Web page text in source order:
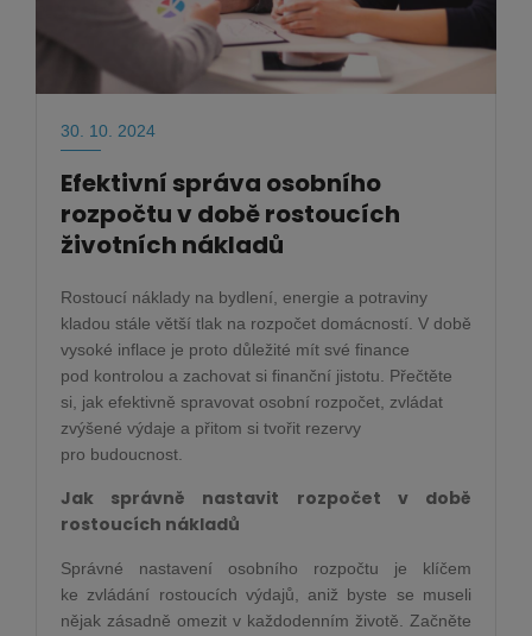
30. 10. 2024
Efektivní správa osobního
rozpočtu v době rostoucích
životních nákladů
Rostoucí náklady na bydlení, energie a potraviny
kladou stále větší tlak na rozpočet domácností. V době
vysoké inflace je proto důležité mít své finance
pod kontrolou a zachovat si finanční jistotu. Přečtěte
si, jak efektivně spravovat osobní rozpočet, zvládat
zvýšené výdaje a přitom si tvořit rezervy
pro budoucnost.
Jak správně nastavit rozpočet v době
rostoucích nákladů
Správné nastavení osobního rozpočtu je klíčem
ke zvládání rostoucích výdajů, aniž byste se museli
nějak zásadně omezit v každodenním životě. Začněte